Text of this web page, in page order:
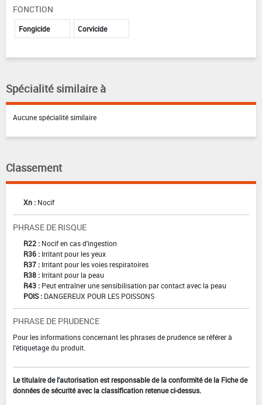
FONCTION
Fongicide Corvicide
Spécialité similaire à
Aucune spécialité similaire
Classement
Xn : Nocif
PHRASE DE RISQUE
R22 : Nocif en cas d'ingestion
R36 : Irritant pour les yeux
R37 : Irritant pour les voies respiratoires
R38 : Irritant pour la peau
R43 : Peut entraîner une sensibilisation par contact avec la peau
POIS : DANGEREUX POUR LES POISSONS
PHRASE DE PRUDENCE
Pour les informations concernant les phrases de prudence se référer à
l'étiquetage du produit.
Le titulaire de l'autorisation est responsable de la conformité de la Fiche de
données de sécurité avec la classification retenue ci-dessus.